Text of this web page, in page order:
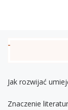
Jak rozwijać
Znaczenie